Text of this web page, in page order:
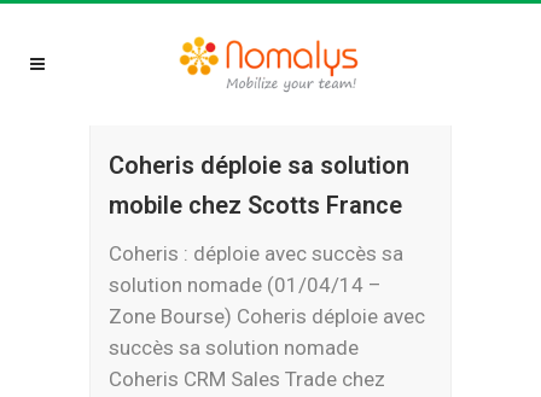
Coheris déploie sa solution
mobile chez Scotts France
Coheris : déploie avec succès sa
solution nomade (01/04/14 –
Zone Bourse) Coheris déploie avec
succès sa solution nomade
Coheris CRM Sales Trade chez